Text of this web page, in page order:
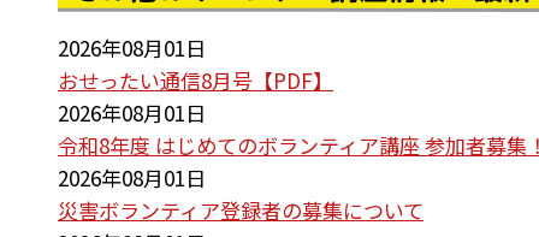
2026年08月01日
おせったい通信8月号【PDF】
2026年08月01日
令和8年度 はじめてのボランティア講座 参加者募集！
2026年08月01日
災害ボランティア登録者の募集について